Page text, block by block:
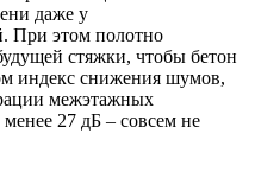
даже у
При этом полотно
стяжки, чтобы бетон
индекс снижения шумов,
межэтажных
27 дБ – совсем не